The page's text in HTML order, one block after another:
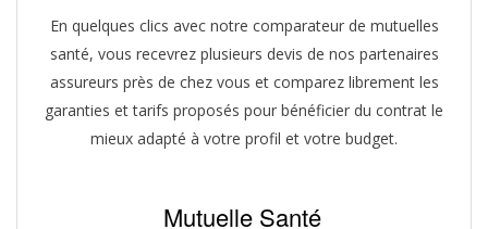
En quelques clics avec notre comparateur de mutuelles
santé, vous recevrez plusieurs devis de nos partenaires
assureurs près de chez vous et comparez librement les
garanties et tarifs proposés pour bénéficier du contrat le
mieux adapté à votre profil et votre budget.